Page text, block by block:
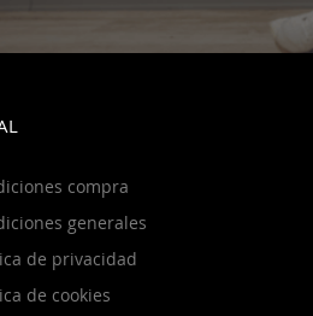
compra
generales
de privacidad
de cookies